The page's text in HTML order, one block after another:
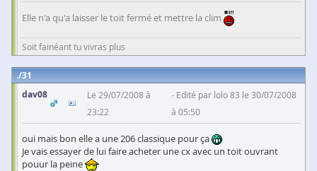
Elle n'a qu'a laisser le toit fermé et mettre la clim
Soit fainéant tu vivras plus
31
dav08
Le 29/07/2008 à
23:22
Edité par lolo 83 le 30/07/2008
à 05:50
oui mais bon elle a une 206 classique pour ça
Je vais essayer de lui faire acheter une cx avec un toit ouvrant
pouur la peine